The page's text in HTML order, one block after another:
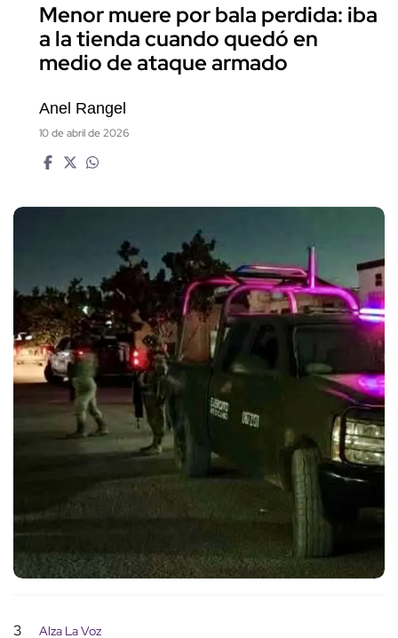
Menor muere por bala perdida: iba
a la tienda cuando quedó en
medio de ataque armado
Anel Rangel
10 de abril de 2026
3 Alza La Voz